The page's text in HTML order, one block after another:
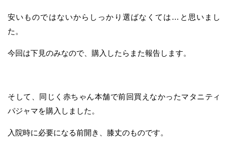
安いものではないからしっかり選ばなくては…と思いまし
た。
今回は下見のみなので、購入したらまた報告します。
そして、同じく赤ちゃん本舗で前回買えなかったマタニティ
パジャマを購入しました。
入院時に必要になる前開き、膝丈のものです。